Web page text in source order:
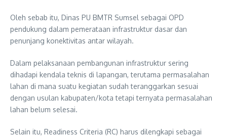
Oleh sebab itu, Dinas PU BMTR Sumsel sebagai OPD
pendukung dalam pemerataan infrastruktur dasar dan
penunjang konektivitas antar wilayah.
Dalam pelaksanaan pembangunan infrastruktur sering
dihadapi kendala teknis di lapangan, terutama permasalahan
lahan di mana suatu kegiatan sudah teranggarkan sesuai
dengan usulan kabupaten/kota tetapi ternyata permasalahan
lahan belum selesai.
Selain itu, Readiness Criteria (RC) harus dilengkapi sebagai